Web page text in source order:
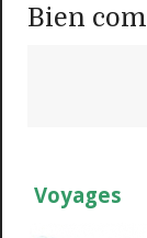
Bien
Voyages